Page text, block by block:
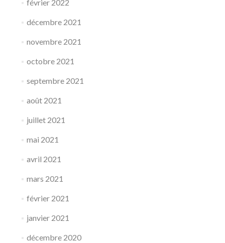
février 2022
décembre 2021
novembre 2021
octobre 2021
septembre 2021
août 2021
juillet 2021
mai 2021
avril 2021
mars 2021
février 2021
janvier 2021
décembre 2020